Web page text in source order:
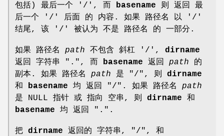
包括) 最后一个 '/', 而
basename 则 返回 最
后一个 '/' 后面 的 内容. 如果 路径名 以 '/'
结尾, 该 '/' 被认为 不是 路径名 的 一部分.
如果 路径名 path 不包含 斜杠 '/', dirname
返回 字符串 ".", 而
basename 返回 path 的
副本. 如果 路径名 path 是 "/", 则 dirname
和
basename 均 返回 "/". 如果 路径名 path
是 NULL 指针 或 指向 空串, 则 dirname 和
basename 均 返回 ".".
把 dirname 返回的 字符串, "/", 和